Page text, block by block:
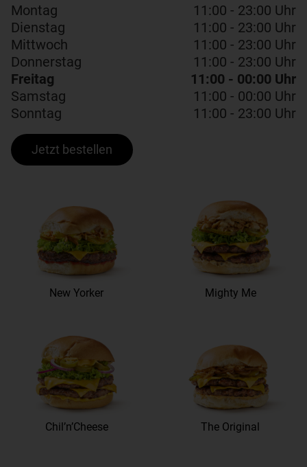
Montag
11:00 - 23:00 Uhr
Dienstag
11:00 - 23:00 Uhr
Mittwoch
11:00 - 23:00 Uhr
Donnerstag
11:00 - 23:00 Uhr
Freitag
11:00 - 00:00 Uhr
Samstag
11:00 - 00:00 Uhr
Sonntag
11:00 - 23:00 Uhr
Jetzt bestellen
New Yorker Mighty Me
Chil’n’Cheese The Original